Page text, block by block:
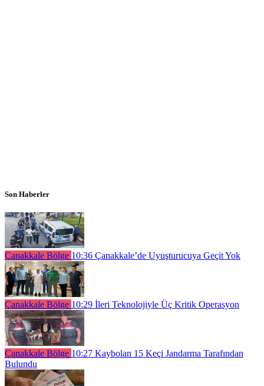
Son Haberler
Çanakkale Bölge 10:36 Çanakkale’de Uyuşturucuya Geçit Yok
Çanakkale Bölge 10:29 İleri Teknolojiyle Üç Kritik Operasyon
Çanakkale Bölge 10:27 Kaybolan 15 Keçi Jandarma Tarafından
Bulundu